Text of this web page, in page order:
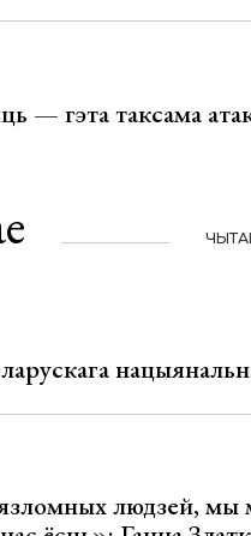
— гэта таксама
людзей,